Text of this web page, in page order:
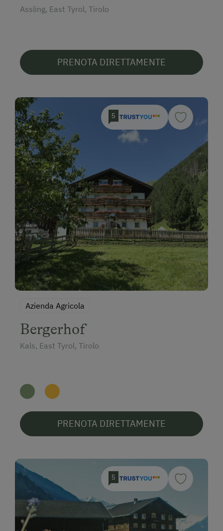
Assling, East Tyrol, Tirolo
PRENOTA DIRETTAMENTE
5
Azienda Agricola
Bergerhof
Kals, East Tyrol, Tirolo
PRENOTA DIRETTAMENTE
5